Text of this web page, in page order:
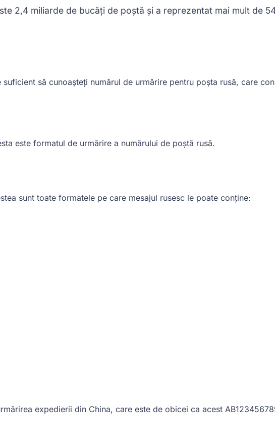
2,4 miliarde de bucăți de poștă și a reprezentat mai mult de
să cunoașteți numărul de urmărire pentru poșta rusă, care
este formatul de urmărire a numărului de poștă rusă.
sunt toate formatele pe care mesajul rusesc le poate conține:
expedierii din China, care este de obicei ca acest